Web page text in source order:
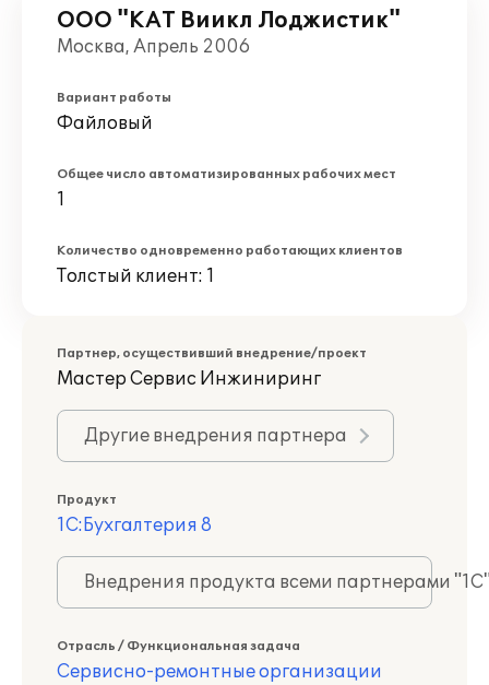
ООО "КАТ Виикл Лоджистик"
Москва, Апрель 2006
Вариант работы
Файловый
Общее число автоматизированных рабочих мест
1
Количество одновременно работающих клиентов
Толстый клиент: 1
Партнер, осуществивший внедрение/проект
Мастер Сервис Инжиниринг
Другие внедрения партнера
Продукт
1С:Бухгалтерия 8
Внедрения продукта всеми партнерами
Отрасль / Функциональная задача
Сервисно-ремонтные организации